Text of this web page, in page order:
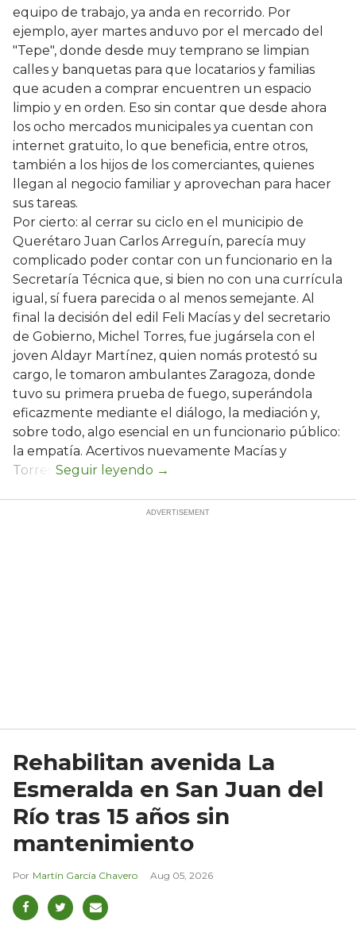
equipo de trabajo, ya anda en recorrido. Por
ejemplo, ayer martes anduvo por el mercado del
"Tepe", donde desde muy temprano se limpian
calles y banquetas para que locatarios y familias
que acuden a comprar encuentren un espacio
limpio y en orden. Eso sin contar que desde ahora
los ocho mercados municipales ya cuentan con
internet gratuito, lo que beneficia, entre otros,
también a los hijos de los comerciantes, quienes
llegan al negocio familiar y aprovechan para hacer
sus tareas.
Por cierto: al cerrar su ciclo en el municipio de
Querétaro Juan Carlos Arreguín, parecía muy
complicado poder contar con un funcionario en la
Secretaría Técnica que, si bien no con una currícula
igual, sí fuera parecida o al menos semejante. Al
final la decisión del edil Feli Macías y del secretario
de Gobierno, Michel Torres, fue jugársela con el
joven Aldayr Martínez, quien nomás protestó su
cargo, le tomaron ambulantes Zaragoza, donde
tuvo su primera prueba de fuego, superándola
eficazmente mediante el diálogo, la mediación y,
sobre todo, algo esencial en un funcionario público:
la empatía. Acertivos nuevamente Macías y
Torres.
Rehabilitan avenida La
Esmeralda en San Juan del
Río tras 15 años sin
mantenimiento
Martín García Chavero Aug 05, 2026